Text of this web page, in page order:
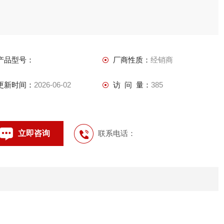
品型号： 厂商性质： 经销商
新时间： 2026-06-02 访 问 量： 385
立即咨询 联系电话：